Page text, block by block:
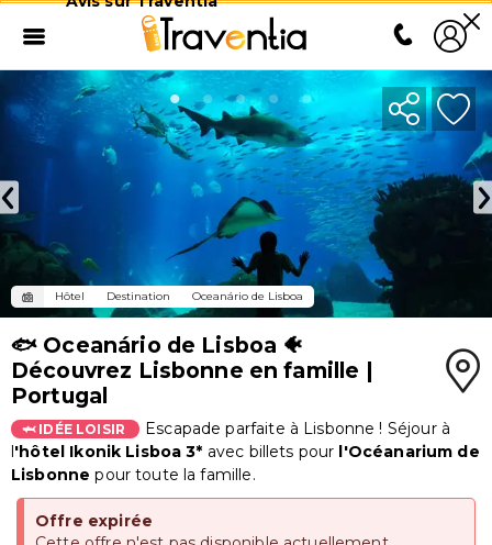
Hôtel Destination Oceanário de Lisboa
🐟 Oceanário de Lisboa 🐠
Découvrez Lisbonne en famille |
Portugal
🦈 IDÉE LOISIR
Escapade parfaite à Lisbonne ! Séjour à
l'hôtel Ikonik Lisboa 3* avec billets pour l'Océanarium de
Lisbonne pour toute la famille.
Offre expirée